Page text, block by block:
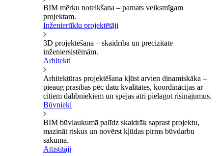
BIM mērķu noteikšana – pamats veiksmīgam
projektam.
Inženiertīklu projektētāji
3D projektēšana – skaidrība un precizitāte
inženiersistēmām.
Arhitekti
Arhitektūras projektēšana kļūst arvien dinamiskāka –
pieaug prasības pēc datu kvalitātes, koordinācijas ar
citiem dalībniekiem un spējas ātri pielāgot risinājumus.
Būvnieki
BIM būvlaukumā palīdz skaidrāk saprast projektu,
mazināt riskus un novērst kļūdas pirms būvdarbu
sākuma.
Attīstītāji